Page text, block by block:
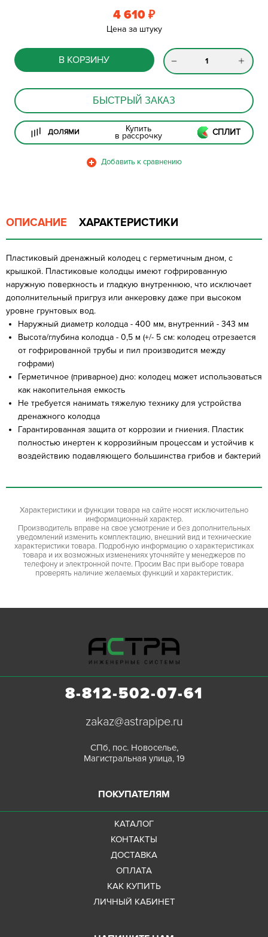
4 610 ₽
Цена за штуку
В КОРЗИНУ
БЫСТРЫЙ ЗАКАЗ
ДОЛЯМИ Купить
в рассрочку СПЛИТ
ОПИСАНИЕ ХАРАКТЕРИСТИКИ
Пластиковый дренажный колодец с герметичным дном, с
крышкой. Пластиковые колодцы имеют гофрированную
наружную поверхность и гладкую внутреннюю, что исключает
дополнительный пригруз или анкеровку даже при высоком
уровне грунтовых вод.
Наружный диаметр колодца - 400 мм, внутренний - 343 мм
Высота/глубина колодца - 0,5 м (+/- 5 см: колодец отрезается
от гофрированной трубы и пил производится между
гофрами)
Герметичное (приварное) дно: колодец может использоваться
как накопительная емкость
Не требуется нанимать тяжелую технику для устройства
дренажного колодца
Гарантированная защита от коррозии и гниения. Пластик
полностью инертен к коррозийным процессам и устойчив к
воздействию подавляющего большинства грибов и бактерий
Характеристики и функции товара на сайте носят исключительно
информационный характер.
Производитель вправе на свое усмотрение и без дополнительных
уведомлений изменить комплектацию, внешний вид и технические
характеристики товара. Подробную информацию о характеристиках
товара и их возможных изменениях уточняйте у менеджеров по
телефону и электронной почте. Просим Вас при выборе товара
проверять наличие желаемых функций и характеристик.
8-812-502-07-61
zakaz@astrapipe.ru
СПб, пос. Новоселье,
Магистральная улица, 19
ПОКУПАТЕЛЯМ
КАТАЛОГ
КОНТАКТЫ
ДОСТАВКА
ОПЛАТА
КАК КУПИТЬ
ЛИЧНЫЙ КАБИНЕТ